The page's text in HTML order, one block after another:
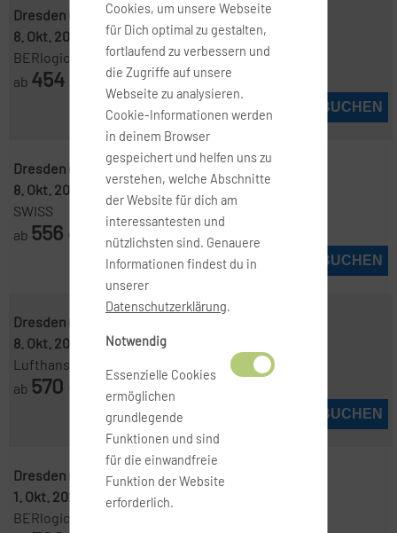
Dresden ( DRS )-Santorin ( JTR )
8. Okt. 2026
11. Okt. 2026
BERlogic
ab 454
JETZT BUCHEN
Dresden ( DRS )-Santorin ( JTR )
8. Okt. 2026
11. Okt. 2026
SWISS
ab 556 €
JETZT BUCHEN
Dresden ( DRS )
8. Okt. 2026
11. Okt. 2026
Lufthansa
ab 570
JETZT BUCHEN
Dresden ( DRS )-Santorin ( JTR )
1. Okt. 2026
10. Okt. 2026
BERlogic
Cookies, um unsere Webseite
für Dich optimal zu gestalten,
fortlaufend zu verbessern und
die Zugriffe auf unsere
Webseite zu analysieren.
Cookie-Informationen werden
in deinem Browser
gespeichert und helfen uns zu
verstehen, welche Abschnitte
der Website für dich am
interessantesten und
nützlichsten sind. Genauere
Informationen findest du in
unserer
Datenschutzerklärung.
Notwendig
Essenzielle Cookies
ermöglichen
grundlegende
Funktionen und sind
für die einwandfreie
Funktion der Website
erforderlich.